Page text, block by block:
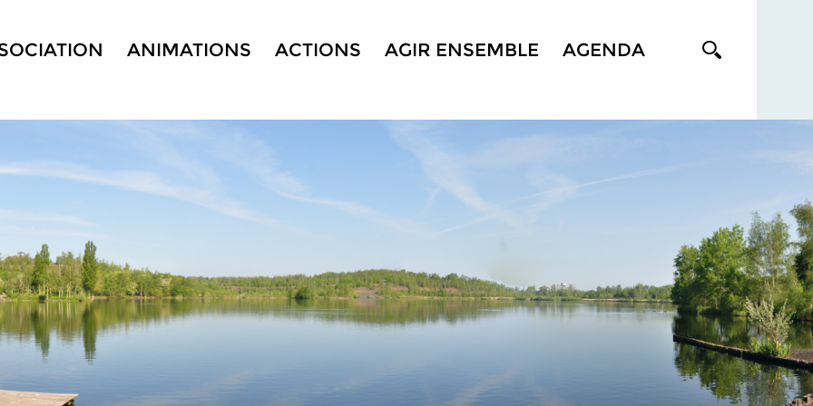
ANIMATIONS ACTIONS AGIR ENSEMBLE AGENDA